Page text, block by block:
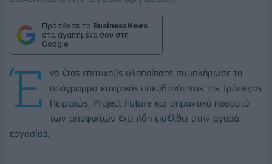
Πρόσθεσε το BusinessNews
στα αγαπημένα σου στη
Google
Έ
να έτος επιτυχούς υλοποίησης συμπλήρωσε το
πρόγραμμα εταιρικής υπευθυνότητας της Τράπεζας
Πειραιώς, Project Future και σημαντικό ποσοστό
των αποφοίτων έχει ήδη εισέλθει στην αγορά
εργασίας.